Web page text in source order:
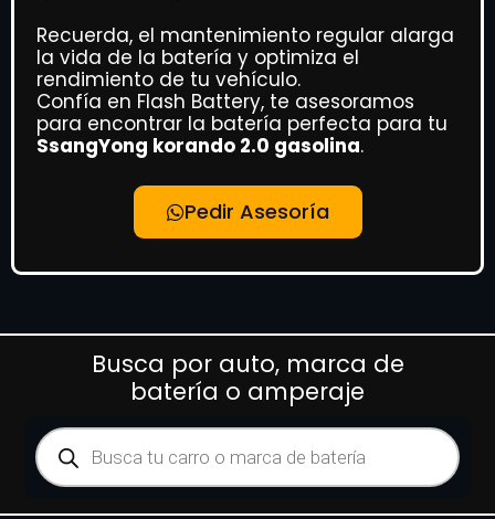
Recuerda, el mantenimiento regular alarga
la vida de la batería y optimiza el
rendimiento de tu vehículo.
Confía en Flash Battery, te asesoramos
para encontrar la batería perfecta para tu
SsangYong korando 2.0 gasolina.
Pedir Asesoría
Busca por auto, marca de
batería o amperaje